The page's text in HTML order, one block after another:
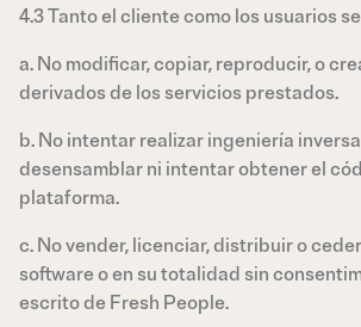
4.3 Tanto el cliente como los usuarios
a. No modificar, copiar, reproducir, o
derivados de los servicios prestados.
b. No intentar realizar ingeniería
desensamblar ni intentar obtener el
plataforma.
c. No vender, licenciar, distribuir o
software o en su totalidad sin
escrito de Fresh People.